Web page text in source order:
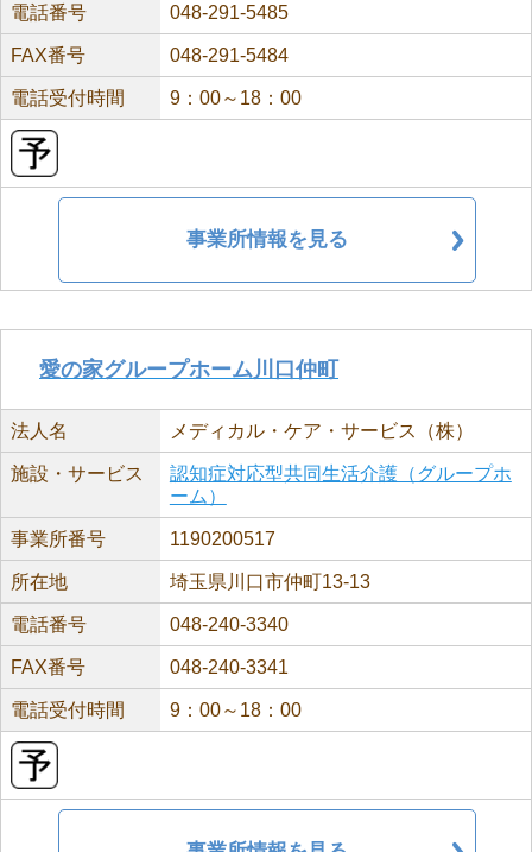
電話番号 048-291-5485
FAX番号 048-291-5484
電話受付時間 9：00～18：00
事業所情報を見る
愛の家グループホーム川口仲町
法人名 メディカル・ケア・サービス（株）
施設・サービス
認知症対応型共同生活介護（グループホ
ーム）
事業所番号 1190200517
所在地 埼玉県川口市仲町13-13
電話番号 048-240-3340
FAX番号 048-240-3341
電話受付時間 9：00～18：00